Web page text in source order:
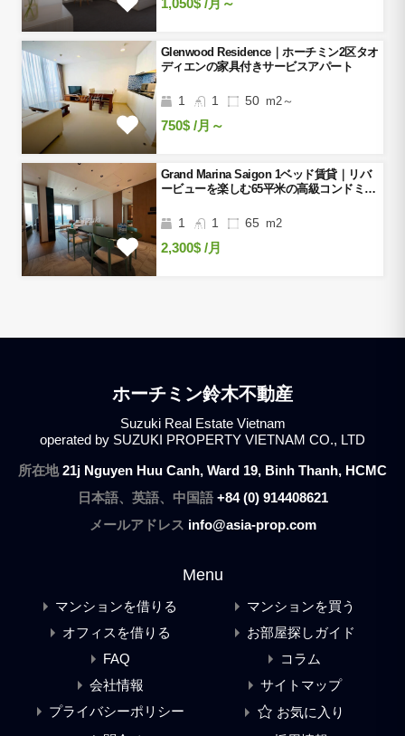
1,050$ /月～
Glenwood Residence｜ホーチミン2区タオ
ディエンの家具付きサービスアパート
1 1 50 m2～
750$ /月～
Grand Marina Saigon 1ベッド賃貸｜リバ
ービューを楽しむ65平米の高級コンドミニ
1 1 65 m2
2,300$ /月
ホーチミン鈴木不動産
Suzuki Real Estate Vietnam
operated by SUZUKI PROPERTY VIETNAM CO., LTD
所在地21j Nguyen Huu Canh, Ward 19, Binh Thanh, HCMC
日本語、英語、中国語 +84 (0) 914408621
メールアドレス info@asia-prop.com
Menu
マンションを借りる
マンションを買う
オフィスを借りる
お部屋探しガイド
FAQ
コラム
会社情報
サイトマップ
プライバシーポリシー
お気に入り